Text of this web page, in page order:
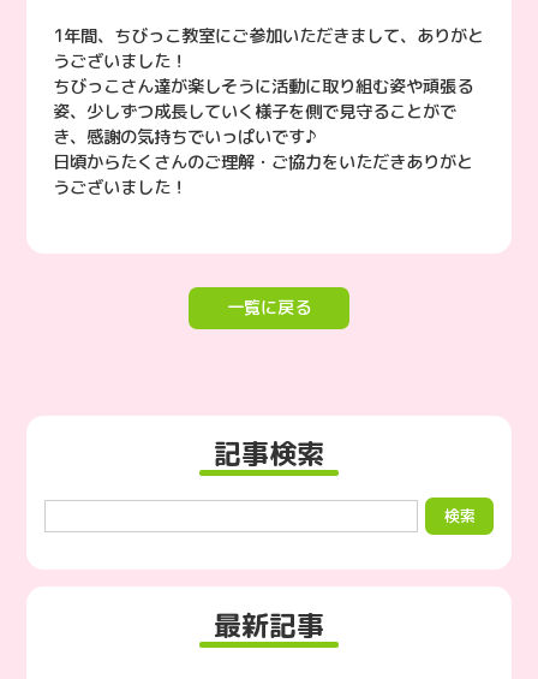
1年間、ちびっこ教室にご参加いただきまして、ありがと
うございました！
ちびっこさん達が楽しそうに活動に取り組む姿や頑張る
姿、少しずつ成長していく様子を側で見守ることがで
き、感謝の気持ちでいっぱいです♪
日頃からたくさんのご理解・ご協力をいただきありがと
うございました！
一覧に戻る
記事検索
最新記事